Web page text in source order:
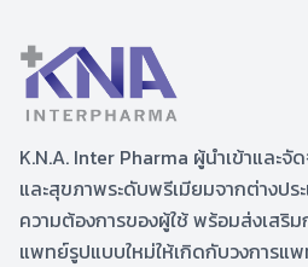
K.N.A. Inter Pharma ผู้นำเข้าและ
และสุขภาพระดับพรีเมียมจากต่างปร
ความต้องการของผู้ใช้ พร้อมส่งเสริ
แพทย์รูปแบบใหม่ให้เกิดกับวงการแ